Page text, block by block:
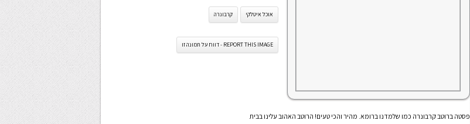
אוכל איטלקי קרבונרה
REPORT THIS IMAGE - דווח על תמונה זו
פסטה ברוטב קרבונרה כמו שלמדנו ברומא. מהיר והכי טעים! הרוטב האהוב עלינו בבית